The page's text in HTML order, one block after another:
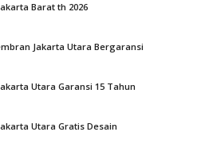
Barat th 2026
Jakarta Utara Bergaransi
Utara Garansi 15 Tahun
Utara Gratis Desain